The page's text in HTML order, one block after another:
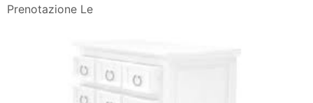
Prenotazione Le